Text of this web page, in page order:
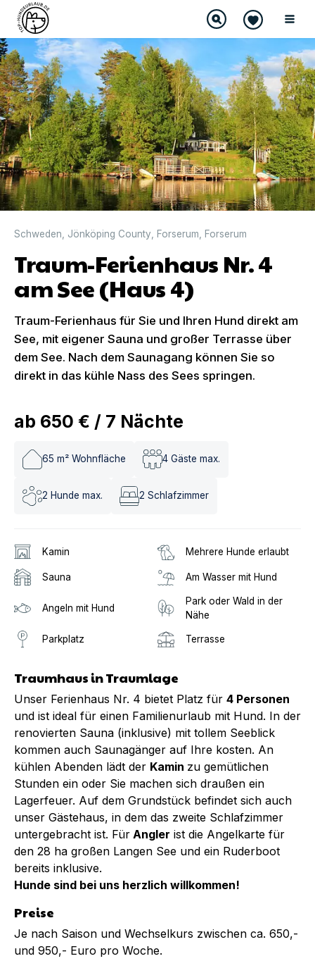
Schweden Jönköping County Forserum Forserum
Traum-Ferienhaus Nr. 4
am See (Haus 4)
Traum-Ferienhaus für Sie und Ihren Hund direkt am
See, mit eigener Sauna und großer Terrasse über
dem See. Nach dem Saunagang können Sie so
direkt in das kühle Nass des Sees springen.
ab 650 € / 7 Nächte
65 m² Wohnfläche 4 Gäste max.
2 Hunde max. 2 Schlafzimmer
Kamin Mehrere Hunde erlaubt
Sauna Am Wasser mit Hund
Angeln mit Hund
Park oder Wald in der
Nähe
Parkplatz Terrasse
Traumhaus in Traumlage
Unser Ferienhaus Nr. 4 bietet Platz für 4 Personen
und ist ideal für einen Familienurlaub mit Hund. In der
renovierten Sauna (inklusive) mit tollem Seeblick
kommen auch Saunagänger auf Ihre kosten. An
kühlen Abenden lädt der Kamin zu gemütlichen
Stunden ein oder Sie machen sich draußen ein
Lagerfeuer. Auf dem Grundstück befindet sich auch
unser Gästehaus, in dem das zweite Schlafzimmer
untergebracht ist. Für Angler ist die Angelkarte für
den 28 ha großen Langen See und ein Ruderboot
bereits inklusive.
Hunde sind bei uns herzlich willkommen!
Preise
Je nach Saison und Wechselkurs zwischen ca. 650,-
und 950,- Euro pro Woche.